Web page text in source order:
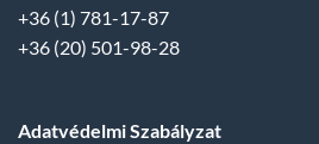
+36 (1) 781-17-87
+36 (20) 501-98-28
Adatvédelmi Szabályzat